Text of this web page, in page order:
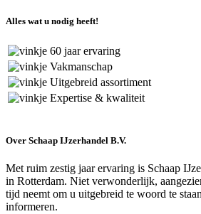
Alles wat u nodig heeft!
60 jaar ervaring
Vakmanschap
Uitgebreid assortiment
Expertise & kwaliteit
Over Schaap IJzerhandel B.V.
Met ruim zestig jaar ervaring is Schaap
in Rotterdam. Niet verwonderlijk,
tijd neemt om u uitgebreid te woord te
informeren.